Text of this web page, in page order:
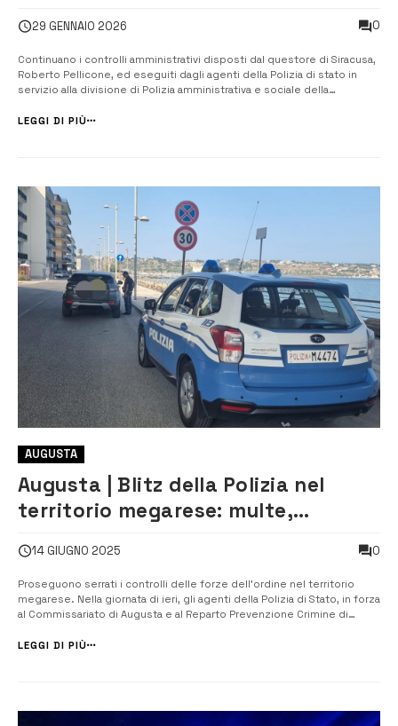
due gestori
29 GENNAIO 2026 0
Continuano i controlli amministrativi disposti dal questore di Siracusa,
Roberto Pellicone, ed eseguiti dagli agenti della Polizia di stato in
servizio alla divisione di Polizia amministrativa e sociale della
numerosi controlli in esercizi pubblici al fine di garantire l’incolu...
LEGGI DI PIÙ
AUGUSTA
Augusta | Blitz della Polizia nel
territorio megarese: multe,
1500 euro
14 GIUGNO 2025 0
Proseguono serrati i controlli delle forze dell’ordine nel territorio
megarese. Nella giornata di ieri, gli agenti della Polizia di Stato, in forza
al Commissariato di Augusta e al Reparto Prevenzione Crimine di
stradale e alla verifica della regolarità amministrativa nei lo...
LEGGI DI PIÙ